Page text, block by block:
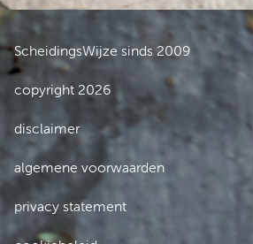
ScheidingsWijze sinds 2009
copyright 2026
disclaimer
algemene voorwaarden
privacy statement